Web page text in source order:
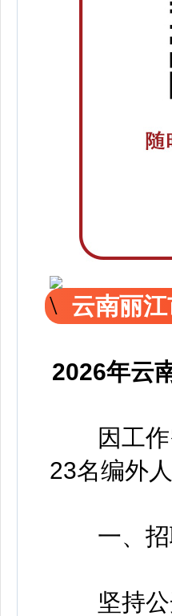
云南丽
2026年云
因工作需
23名编外
一、招
坚持公开